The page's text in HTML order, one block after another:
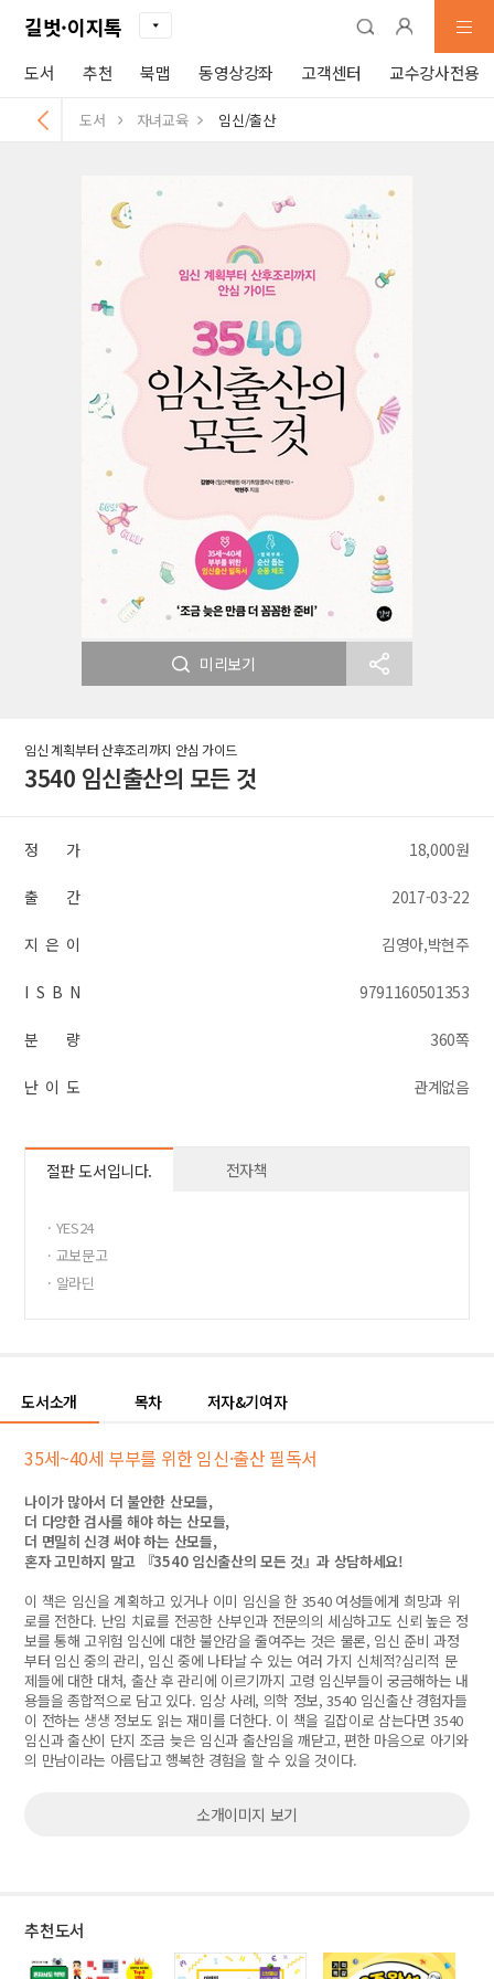
길벗·이지톡
도서 추천 북맵 동영상강좌 고객센터 교수강사전용
도서 자녀교육 임신/출산
미리보기
임신 계획부터 산후조리까지 안심 가이드
3540 임신출산의 모든 것
정 가 18,000원
출 간 2017-03-22
지 은 이 김영아,박현주
I S B N 9791160501353
분 량 360쪽
난 이 도 관계없음
절판 도서입니다. 전자책
· YES24
· 교보문고
· 알라딘
도서소개 목차 저자&기여자
35세~40세 부부를 위한 임신·출산 필독서
나이가 많아서 더 불안한 산모들,
더 다양한 검사를 해야 하는 산모들,
더 면밀히 신경 써야 하는 산모들,
혼자 고민하지 말고 『3540 임신출산의 모든 것』과 상담하세요!
이 책은 임신을 계획하고 있거나 이미 임신을 한 3540 여성들에게 희망과 위
로를 전한다. 난임 치료를 전공한 산부인과 전문의의 세심하고도 신뢰 높은 정
보를 통해 고위험 임신에 대한 불안감을 줄여주는 것은 물론, 임신 준비 과정
부터 임신 중의 관리, 임신 중에 나타날 수 있는 여러 가지 신체적?심리적 문
제들에 대한 대처, 출산 후 관리에 이르기까지 고령 임신부들이 궁금해하는 내
용들을 종합적으로 담고 있다. 임상 사례, 의학 정보, 3540 임신출산 경험자들
이 전하는 생생 정보도 읽는 재미를 더한다. 이 책을 길잡이로 삼는다면 3540
임신과 출산이 단지 조금 늦은 임신과 출산임을 깨닫고, 편한 마음으로 아기와
의 만남이라는 아름답고 행복한 경험을 할 수 있을 것이다.
소개이미지 보기
추천도서